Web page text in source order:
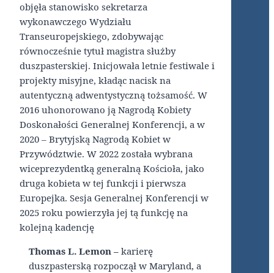
objęła stanowisko sekretarza
wykonawczego Wydziału
Transeuropejskiego, zdobywając
równocześnie tytuł magistra służby
duszpasterskiej. Inicjowała letnie festiwale i
projekty misyjne, kładąc nacisk na
autentyczną adwentystyczną tożsamość. W
2016 uhonorowano ją Nagrodą Kobiety
Doskonałości Generalnej Konferencji, a w
2020 – Brytyjską Nagrodą Kobiet w
Przywództwie. W 2022 została wybrana
wiceprezydentką generalną Kościoła, jako
druga kobieta w tej funkcji i pierwsza
Europejka. Sesja Generalnej Konferencji w
2025 roku powierzyła jej tą funkcję na
kolejną kadencję
Thomas L. Lemon – karierę
duszpasterską rozpoczął w Maryland, a